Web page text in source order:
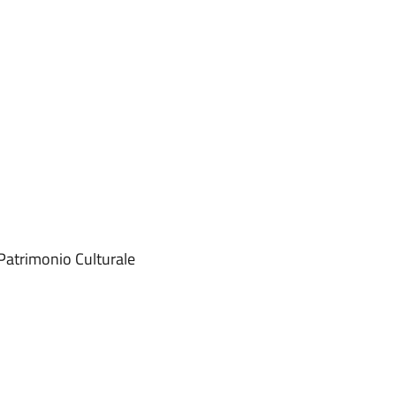
Culturale